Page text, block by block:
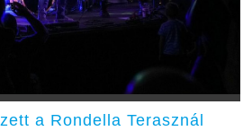
a Rondella Terasznál